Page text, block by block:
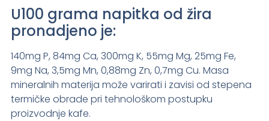
U100 grama napitka od žira
pronadjeno je:
140mg P, 84mg Ca, 300mg K, 55mg Mg, 25mg Fe,
9mg Na, 3,5mg Mn, 0,88mg Zn, 0,7mg Cu. Masa
mineralnih materija može varirati i zavisi od stepena
termičke obrade pri tehnološkom postupku
proizvodnje kafe.